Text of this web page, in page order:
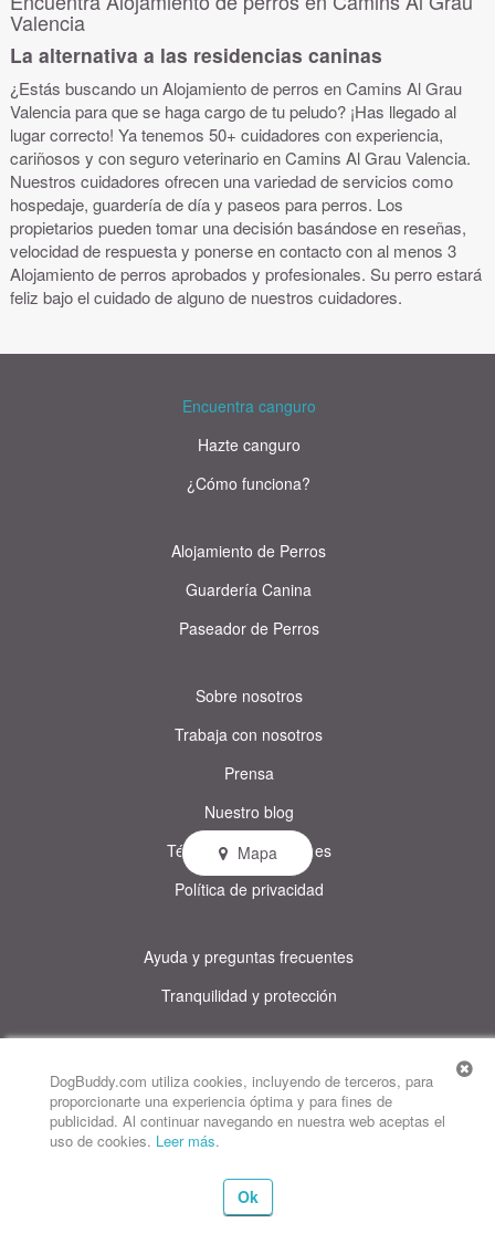
DogBuddy.com utiliza cookies, incluyendo de terceros, para
proporcionarte una experiencia óptima y para fines de
publicidad. Al continuar navegando en nuestra web aceptas el
uso de cookies. Leer más.
Ok
Valencia
La alternativa a las residencias caninas
¿Estás buscando un Alojamiento de perros en Camins Al Grau
Valencia para que se haga cargo de tu peludo? ¡Has llegado al
lugar correcto! Ya tenemos 50+ cuidadores con experiencia,
cariñosos y con seguro veterinario en Camins Al Grau Valencia.
Nuestros cuidadores ofrecen una variedad de servicios como
hospedaje, guardería de día y paseos para perros. Los
propietarios pueden tomar una decisión basándose en reseñas,
velocidad de respuesta y ponerse en contacto con al menos 3
Alojamiento de perros aprobados y profesionales. Su perro estará
feliz bajo el cuidado de alguno de nuestros cuidadores.
Mapa
Encuentra canguro
Hazte canguro
¿Cómo funciona?
Alojamiento de Perros
Guardería Canina
Paseador de Perros
Sobre nosotros
Trabaja con nosotros
Prensa
Nuestro blog
Términos y condiciones
Política de privacidad
Ayuda y preguntas frecuentes
Tranquilidad y protección
Este sitio utiliza cookies
DogBuddy Estados Unidos DogBuddy Reino Unido DogBuddy Italia
DogBuddy Países Bajos